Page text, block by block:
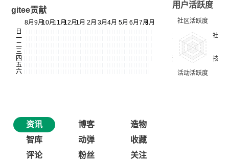
gitee贡献
用户活跃度
资讯 博客
造物
智库
动弹
收藏
评论
粉丝 关注